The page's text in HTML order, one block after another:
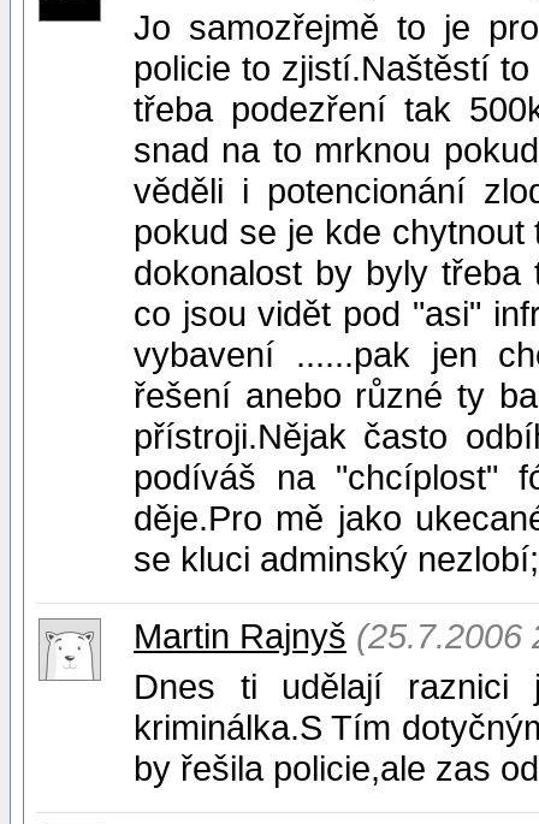
Jo samozřejmě to je
policie to zjistí.Naštěstí
třeba podezření tak
snad na to mrknou
věděli i potencionání
pokud se je kde
dokonalost by byly
co jsou vidět pod "asi"
vybavení ......pak jen
řešení anebo různé ty
přístroji.Nějak často
podíváš na "chcíplost"
děje.Pro mě jako
se kluci adminský
Martin Rajnyš (25.7.2006
Dnes ti udělají raznici
kriminálka.S Tím
by řešila policie,ale zas